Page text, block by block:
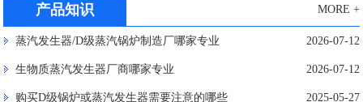
产品知识 MORE +
蒸汽发生器/D级蒸汽锅炉制造厂哪家专业 2026-07-12
生物质蒸汽发生器厂商哪家专业 2026-07-12
购买D级锅炉或蒸汽发生器需要注意的哪些 2025-05-27